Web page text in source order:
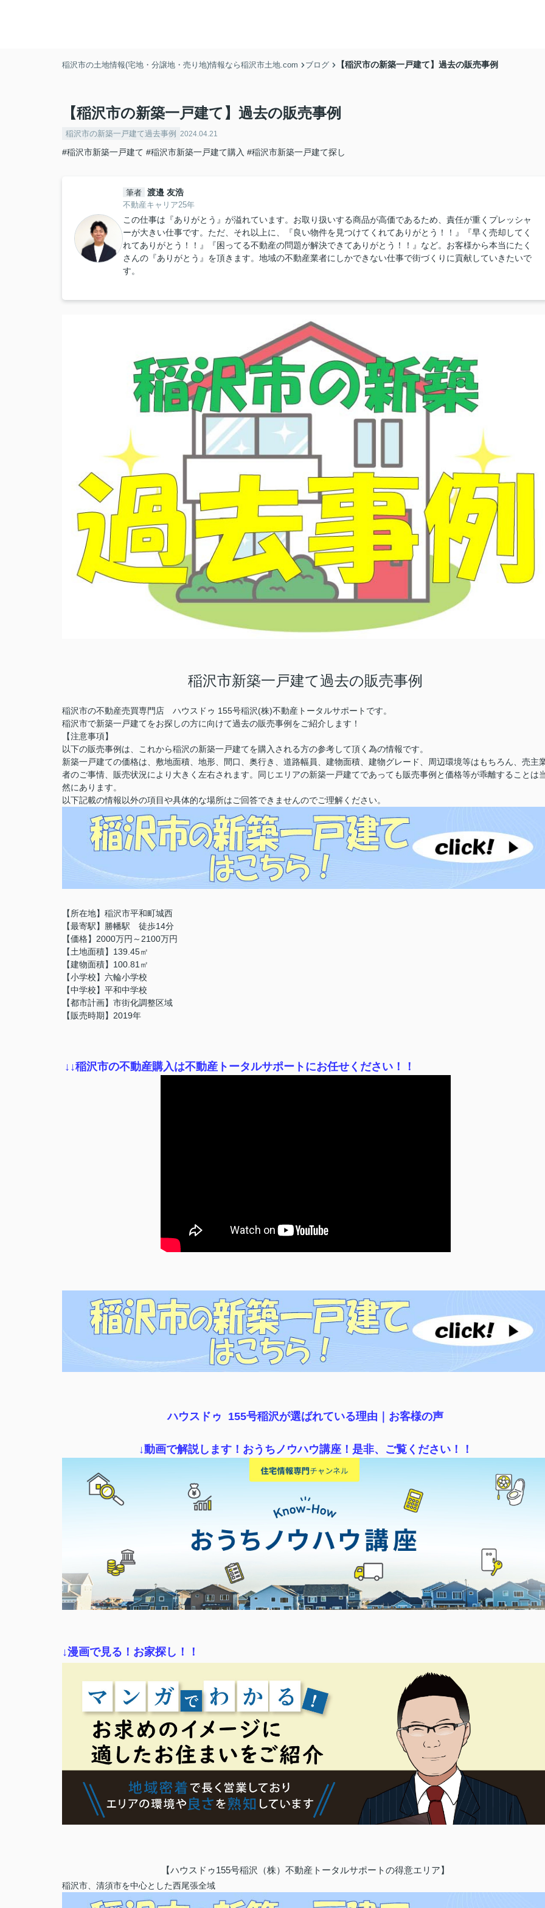
稲沢市の土地情報(宅地・分譲地・売り地)情報なら稲沢市土地.com ブログ 【稲沢市の新築一戸建て】過去の販売事例
【稲沢市の新築一戸建て】過去の販売事例
稲沢市の新築一戸建て過去事例 2024.04.21
#稲沢市新築一戸建て #稲沢市新築一戸建て購入 #稲沢市新築一戸建て探し
筆者 渡邉 友浩
不動産キャリア25年
この仕事は『ありがとう』が溢れています。お取り扱いする商品が高価であるため、責任が重くプレッシャ
ーが大きい仕事です。ただ、それ以上に、『良い物件を見つけてくれてありがとう！！』『早く売却してく
れてありがとう！！』『困ってる不動産の問題が解決できてありがとう！！』など。お客様から本当にたく
さんの『ありがとう』を頂きます。地域の不動産業者にしかできない仕事で街づくりに貢献していきたいで
す。
稲沢市新築一戸建て過去の販売事例
稲沢市の不動産売買専門店 ハウスドゥ 155号稲沢(株)不動産トータルサポートです。
稲沢市で新築一戸建てをお探しの方に向けて過去の販売事例をご紹介します！
【注意事項】
以下の販売事例は、これから稲沢の新築一戸建てを購入される方の参考して頂く為の情報です。
新築一戸建ての価格は、敷地面積、地形、間口、奥行き、道路幅員、建物面積、建物グレード、周辺環境等はもちろん、売主
者のご事情、販売状況により大きく左右されます。同じエリアの新築一戸建てであっても販売事例と価格等が乖離することは
然にあります。
以下記載の情報以外の項目や具体的な場所はご回答できませんのでご理解ください。
【所在地】稲沢市平和町城西
【最寄駅】勝幡駅 徒歩14分
【価格】2000万円～2100万円
【土地面積】139.45㎡
【建物面積】100.81㎡
【小学校】六輪小学校
【中学校】平和中学校
【都市計画】市街化調整区域
【販売時期】2019年
↓ ↓稲沢市の不動産購入は不動産トータルサポートにお任せください！！
ハウスドゥ 155号稲沢が選ばれている理由｜ お客様の声
↓動画で解説します！おうちノウハウ講座！是非、ご覧ください！！
↓漫画で見る！お家探し！！
【ハウスドゥ155号稲沢（株）不動産トータルサポートの得意エリア】
稲沢市、清須市を中心とした西尾張全域